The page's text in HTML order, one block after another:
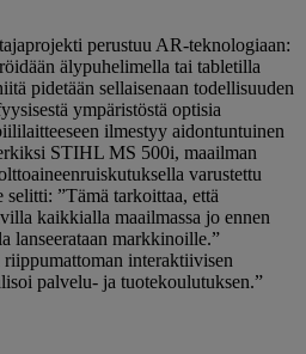
perustuu AR-teknologiaan:
älypuhelimella tai tabletilla
pidetään sellaisenaan todellisuuden
ympäristöstä optisia
ilmestyy aidontuntuinen
STIHL MS 500i, maailman
varustettu
”Tämä tarkoittaa, että
kaikkialla maailmassa jo ennen
lanseerataan markkinoille.”
riippumattoman interaktiivisen
palvelu- ja tuotekoulutuksen.”